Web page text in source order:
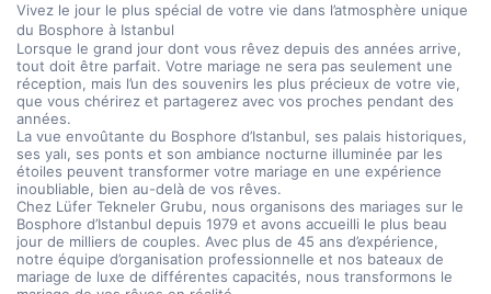
Vivez le jour le plus spécial de votre vie dans l’atmosphère unique
du Bosphore à Istanbul
Lorsque le grand jour dont vous rêvez depuis des années arrive,
tout doit être parfait. Votre mariage ne sera pas seulement une
réception, mais l’un des souvenirs les plus précieux de votre vie,
que vous chérirez et partagerez avec vos proches pendant des
années.
La vue envoûtante du Bosphore d’Istanbul, ses palais historiques,
ses yalı, ses ponts et son ambiance nocturne illuminée par les
étoiles peuvent transformer votre mariage en une expérience
inoubliable, bien au-delà de vos rêves.
Chez Lüfer Tekneler Grubu, nous organisons des mariages sur le
Bosphore d’Istanbul depuis 1979 et avons accueilli le plus beau
jour de milliers de couples. Avec plus de 45 ans d’expérience,
notre équipe d’organisation professionnelle et nos bateaux de
mariage de luxe de différentes capacités, nous transformons le